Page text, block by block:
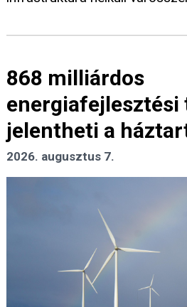
868 milliárdos
energiafejlesztési
jelentheti a
2026. augusztus 7.